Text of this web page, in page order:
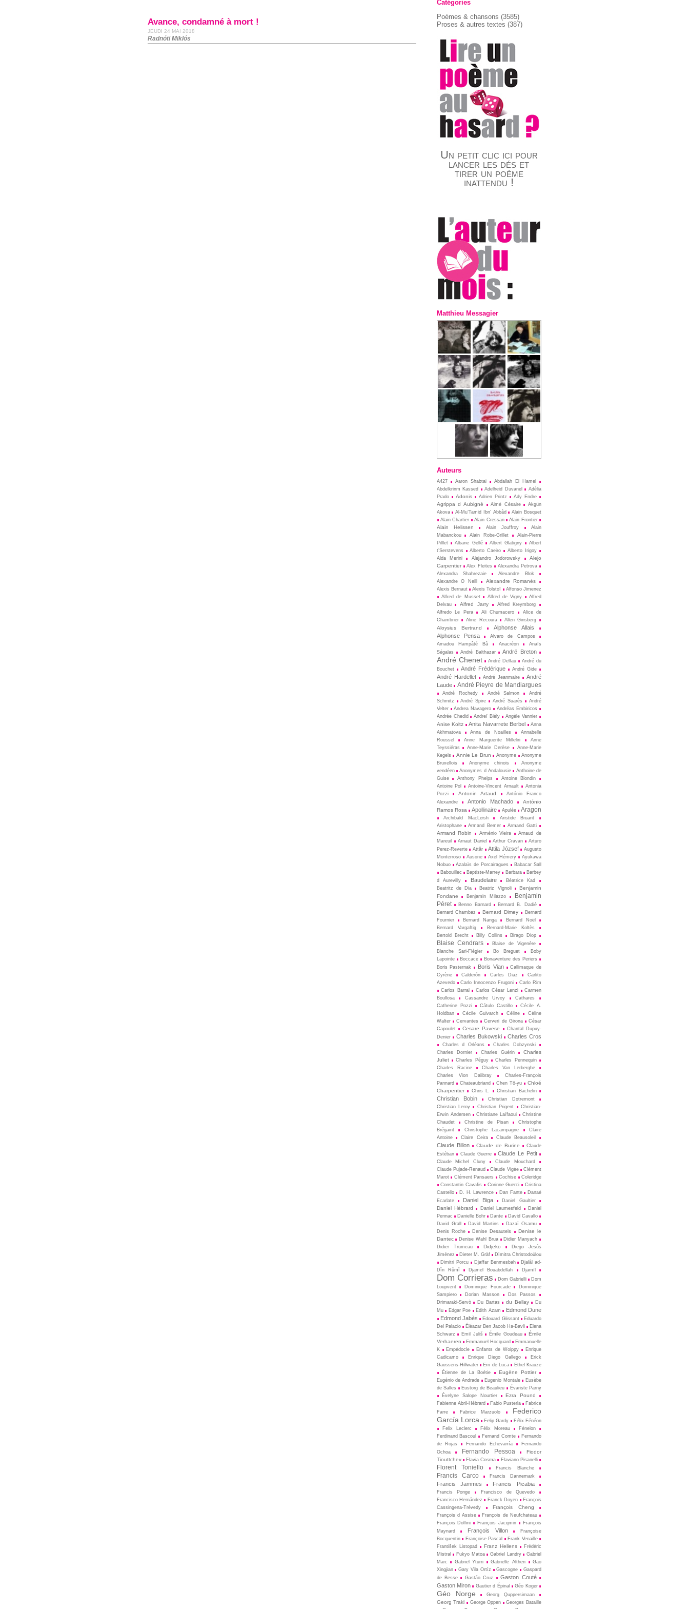
Avance, condamné à mort !
JEUDI 24 MAI 2018
Radnóti Miklós
Catégories
Poèmes & chansons (3585)
Proses & autres textes (387)
Un petit clic ici pour
lancer les dés et
tirer un poème
inattendu !
Matthieu Messagier
Auteurs
A427 Aaron Shabtai
Abdallah El Hamel
Abdelkrinm Kassed
Adelheid Duvanel
Adélia
Prado
Adonis Adrien Printz Ady Endre
Agrippa d Aubigné Aimé Césaire
Akgün
Akova
Al-Mu’Tamid Ibn’ Abbâd
Alain Bosquet
Alain Chartier
Alain Cressan Alain Frontier
Alain Helissen Alain Jouffroy
Alain
Mabanckou
Alain Robe-Grillet
Alain-Pierre
Pilllet
Albane Gellé Albert Glatigny
Albert
t’Serstevens
Alberto Caeiro
Alberto Irigoy
Alda Merini
Alejandro Jodorowsky
Alejo
Carpentier
Alex Fleites
Alexandra Petrova
Alexandra Shahrezaie
Alexandre Blok
Alexandre O Neill
Alexandre Romanès
Alexis Bernaut Alexis Tolstoï
Alfonso Jimenez
Alfred de Musset
Alfred de Vigny
Alfred
Delvau
Alfred Jarry
Alfred Kreymborg
Alfredo Le Pera
Ali Chumacero
Alice de
Chambrier
Aline Recoura Allen Ginsberg
Aloysius Bertrand
Alphonse Allais
Alphonse Pensa
Alvaro de Campos
Amadou Hampâté Bâ
Anacréon
Anaïs
Ségalas
André Balthazar André Breton
André Chenet André Delfau
André du
Bouchet
André Frédérique André Gide
André Hardellet André Jeanmaire
André
Laude
André Pieyre de Mandiargues
André Rochedy André Salmon
André
Schmitz
André Spire André Suarès
André
Velter
Andrea Navagero
Andréas Embiricos
Andrée Chedid
Andreï Biély Angèle Vannier
Anise Koltz Anita Navarrete Berbel
Anna
Akhmatova
Anna de Noailles
Annabelle
Roussel
Anne Marguerite Milleliri
Anne
Teyssiéras
Anne-Marie Derèse
Anne-Marie
Kegels
Annie Le Brun Anonyme
Anonyme
Bruxellois
Anonyme chinois
Anonyme
vendéen
Anonymes d Andalousie
Anthoine de
Guise
Anthony Phelps
Antoine Blondin
Antoine Pol
Antoine-Vincent Arnault
Antonia
Pozzi
Antonin Artaud
António Franco
Alexandre
Antonio Machado
António
Ramos Rosa
Apollinaire Apulée Aragon
Archibald MacLeish
Aristide Bruant
Aristophane
Armand Bemer Armand Gatti
Armand Robin Arménio Vieira
Arnaud de
Mareuil
Arnaut Daniel Arthur Cravan
Arturo
Perez-Reverte
Attâr Attila József
Augusto
Monterroso
Ausone Axel Hémery
Ayukawa
Nobuo
Azalaïs de Porcairagues
Babacar Sall
Babouillec
Baptiste-Marrey Barbara
Barbey
d Aurevilly
Baudelaire
Béatrice Kad
Beatritz de Dia
Beatriz Vignoli
Benjamin
Fondane
Benjamin Milazzo
Benjamin
Péret
Benno Barnard
Bernard B. Dadié
Bernard Chambaz
Bernard Dimey
Bernard
Fournier
Bernard Nanga
Bernard Noël
Bernard Vargaftig
Bernard-Marie Koltès
Bertold Brecht
Billy Collins Birago Diop
Blaise Cendrars
Blaise de Vigenère
Blanche Sari-Flégier
Bo Breguet
Boby
Lapointe
Boccace
Bonaventure des Periers
Boris Pasternak
Boris Vian
Callimaque de
Cyrène
Cal­derón Carles Diaz
Carlito
Azevedo
Carlo Innocenzo Frugoni
Carlo Rim
Carlos Barral
Carlos César Lenzi
Carmen
Boullosa
Cassandre Urvoy
Cathares
Catherine Pozzi
Cátulo Castillo
Cécile A.
Holdban
Cécile Guivarch Céline
Céline
Walter
Cervantes Cerveri de Girona
César
Capoulet
Cesare Pavese
Chantal Dupuy-
Denier
Charles Bukowski Charles Cros
Charles d Orléans
Charles Dobzynski
Charles Dornier
Charles Guérin
Charles
Juliet
Charles Péguy
Charles Pennequin
Charles Racine
Charles Van Lerberghe
Charles Vion Dalibray
Charles-François
Pannard
Chateaubriand Chen Tö-yu
Chloé
Charpentier
Chris L. Christian Bachelin
Christian Bobin
Christian Dotremont
Christian Leroy
Christian Prigent
Christian-
Erwin Andersen
Christiane Laïfaoui
Christine
Chaudet
Christine de Pisan
Christophe
Brégaint
Christophe Lacampagne
Claire
Antoine
Claire Ceira Claude Beausoleil
Claude Billon Claude de Burine
Claude
Estéban
Claude Guerre Claude Le Petit
Claude Michel Cluny
Claude Mouchard
Claude Pujade-Renaud
Claude Vigée
Clément
Marot
Clément Pansaers Cochise
Coleridge
Constantin Cavafis
Corinne Guerci
Cristina
Castello
D. H. Lawrence Dan Fante
Danaé
Ecarlate
Daniel Biga Daniel Gaultier
Daniel Hébrard Daniel Laumesfeld
Daniel
Pennac
Danielle Bohr Dante
David Cavallo
David Grall
David Martins
Dazaï Osamu
Denis Roche
Denise Desautels
Denise le
Dantec
Denise Wahl Brua
Didier Manyach
Didier Trumeau
Didjeko
Diego Jesús
Jiménez
Dieter M. Gräf
Dìmitra Christodoùlou
Dimitri Porcu
Djaffar Benmesbah
Djalâl ad-
Dîn Rûmî
Djamel Bouabdellah Djamīl
Dom Corrieras Dom Gabrielli
Dom
Loupvent
Dominique Fourcade
Dominique
Sampiero
Dorian Masson
Dos Passos
Drimaraki-Servò
Du Bartas du Bellay
Du
Mu
Edgar Poe Edith Azam
Edmond Dune
Edmond Jabès
Edouard Glissant
Eduardo
Del Palacio
Éléazar Ben Jacob Ha-Bavli
Elena
Schwarz
Emil Juliš Émile Goudeau
Émile
Verhaeren
Emmanuel Hocquard
Emmanuelle
K
Empédocle Enfants de Woippy
Enrique
Cadicamo
Enrique Diego Gallego
Erick
Gaussens-Hillwater
Erri de Luca
Ethel Krauze
Étienne de La Boétie
Eugène Pottier
Eugénio de Andrade Eugenio Montale
Eusèbe
de Salles
Eustorg de Beaulieu
Évariste Parny
Évelyne Salope Nourtier
Ezra Pound
Fabienne Abril-Hébrard Fabio Pusterla
Fabrice
Farre
Fabrice Marzuolo
Federico
García Lorca
Felip Gardy
Félix Fénéon
Felix Leclerc
Félix Moreau
Fénelon
Ferdinand Bascoul
Fernand Comte
Fernando
de Rojas
Fernando Echevarría
Fernando
Ochoa
Fernando Pessoa
Fiodor
Tiouttchev
Flavia Cosma Flaviano Pisanelli
Florent Toniello Francis Blanche
Francis Carco Francis Dannemark
Francis Jammes Francis Picabia
Francis Ponge
Francisco de Quevedo
Francisco Hernández
Franck Doyen
François
Cassingena-Trévedy
François Cheng
François d Assise
François de Neufchateau
François Dolfini
François Jacqmin
François
Maynard
François Villon
Françoise
Bocquentin
Françoise Pascal
Frank Venaille
František Listopad
Franz Hellens
Frédéric
Mistral
Fukyo Matoa Gabriel Landry
Gabriel
Marc
Gabriel Yturri Gabrielle Althen
Gao
Xingjian
Gary Vila Ortíz Gascogne
Gaspard
de Besse
Gastão Cruz
Gaston Couté
Gaston Miron
Gautier d Épinal Géo Koger
Géo Norge Georg Quppersimaan
Georg Trakl George Oppen
Georges Bataille